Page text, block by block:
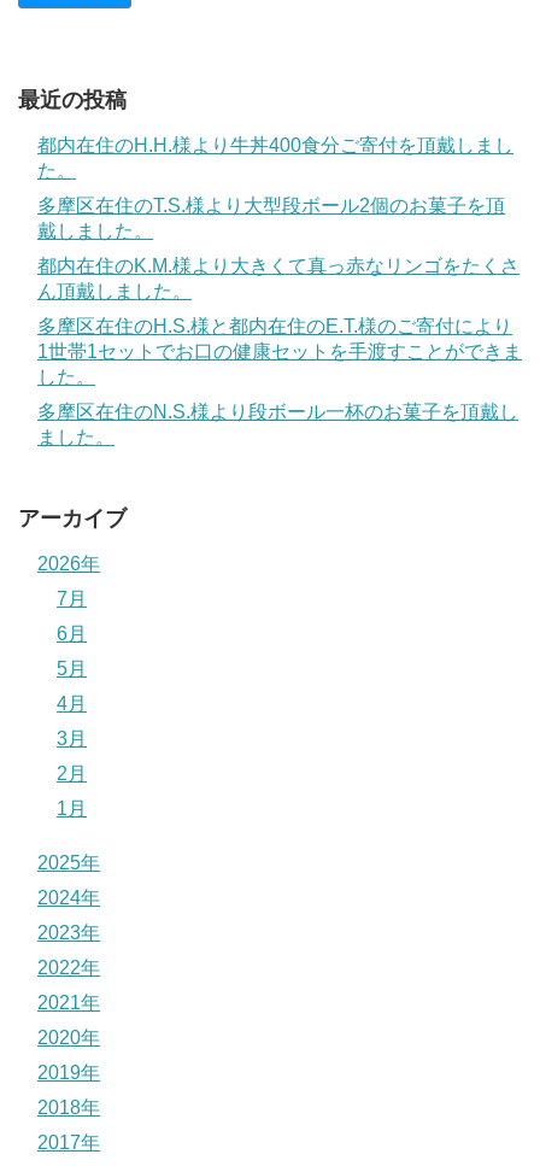
最近の投稿
都内在住のH.H.様より牛丼400食分ご寄付を頂戴しまし
た。
多摩区在住のT.S.様より大型段ボール2個のお菓子を頂
戴しました。
都内在住のK.M.様より大きくて真っ赤なリンゴをたくさ
ん頂戴しました。
多摩区在住のH.S.様と都内在住のE.T.様のご寄付により
1世帯1セットでお口の健康セットを手渡すことができま
した。
多摩区在住のN.S.様より段ボール一杯のお菓子を頂戴し
ました。
アーカイブ
2026年
7月
6月
5月
4月
3月
2月
1月
2025年
2024年
2023年
2022年
2021年
2020年
2019年
2018年
2017年